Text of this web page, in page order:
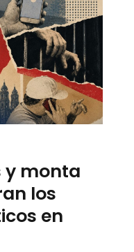
y monta
los
en